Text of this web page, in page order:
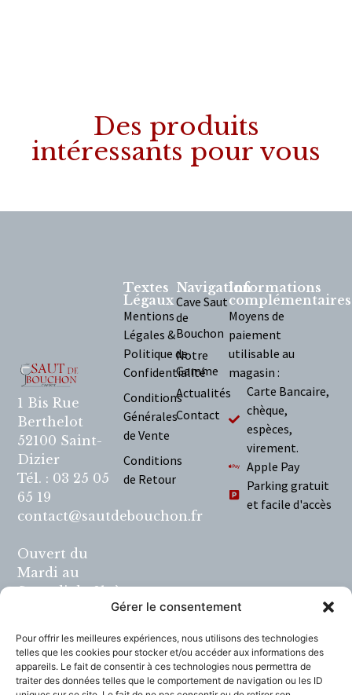
Gérer le consentement
Pour offrir les meilleures expériences, nous utilisons des technologies
telles que les cookies pour stocker et/ou accéder aux informations des
appareils. Le fait de consentir à ces technologies nous permettra de
traiter des données telles que le comportement de navigation ou les ID
Des produits
intéressants pour vous
1 Bis Rue
Berthelot
52100 Saint-
Dizier
Tél. : 03 25 05
65 19
contact@sautdebouchon.fr
Ouvert du
Mardi au
Samedi de 9h à
12h et de 14h à
L'abus d'alcool
est dangereux
Navigation
Cave Saut
de
Bouchon
Notre
Gamme
Actualités
Contact
Textes
Légaux
Mentions
Légales &
Politique de
Confidentialité
Conditions
Générales
de Vente
Conditions
de Retour
Informations
complémentaires
Moyens de
paiement
utilisable au
magasin :
Carte Bancaire,
chèque,
espèces,
virement.
Apple Pay
Parking gratuit
et facile d'accès